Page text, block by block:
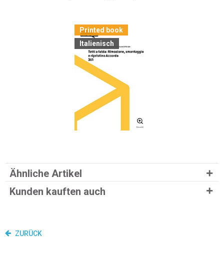
Printed book
Italienisch
Ähnliche Artikel
Kunden kauften auch
ZURÜCK